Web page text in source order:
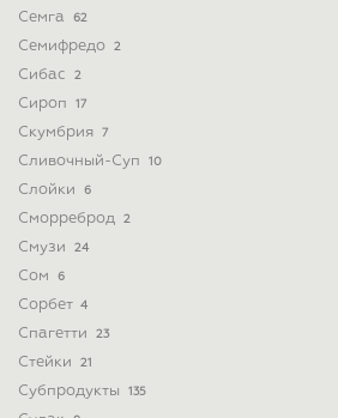
Семга 62
Семифредо 2
Сибас 2
Сироп 17
Скумбрия 7
Сливочный-Суп 10
Слойки 6
Сморреброд 2
Смузи 24
Сом 6
Сорбет 4
Спагетти 23
Стейки 21
Субпродукты 135